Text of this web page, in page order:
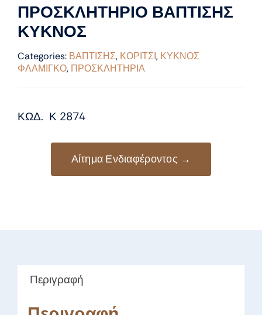
ΠΡΟΣΚΛΗΤΗΡΙΟ ΒΑΠΤΙΣΗΣ
ΚΥΚΝΟΣ
Categories: ΒΑΠΤΙΣΗΣ, ΚΟΡΙΤΣΙ, ΚΥΚΝΟΣ
ΦΛΑΜΙΓΚΟ, ΠΡΟΣΚΛΗΤΗΡΙΑ
ΚΩΔ. Κ 2874
Αίτημα Ενδιαφέροντος →
Περιγραφή